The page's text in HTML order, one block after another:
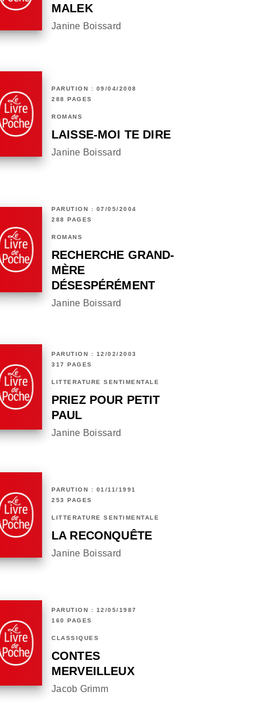
MALEK
Janine Boissard
PARUTION : 09/04/2008
288 PAGES
ROMANS
LAISSE-MOI TE DIRE
Janine Boissard
PARUTION : 07/05/2004
288 PAGES
ROMANS
RECHERCHE GRAND-
MÈRE
DÉSESPÉRÉMENT
Janine Boissard
PARUTION : 12/02/2003
317 PAGES
LITTÉRATURE SENTIMENTALE
PRIEZ POUR PETIT
PAUL
Janine Boissard
PARUTION : 01/11/1991
253 PAGES
LITTÉRATURE SENTIMENTALE
LA RECONQUÊTE
Janine Boissard
PARUTION : 12/05/1987
160 PAGES
CLASSIQUES
CONTES
MERVEILLEUX
Jacob Grimm